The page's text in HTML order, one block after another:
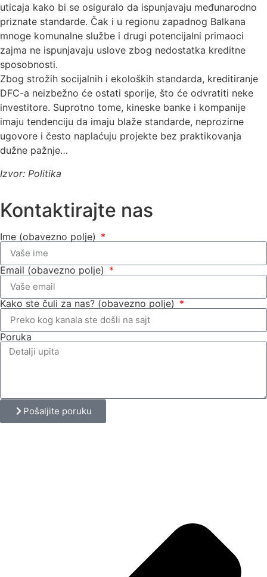
uticaja kako bi se osiguralo da ispunjavaju međunarodno
priznate standarde. Čak i u regionu zapadnog Balkana
mnoge komunalne službe i drugi potencijalni primaoci
zajma ne ispunjavaju uslove zbog nedostatka kreditne
sposobnosti.
Zbog strožih socijalnih i ekoloških standarda, kreditiranje
DFC-a neizbežno će ostati sporije, što će odvratiti neke
investitore. Suprotno tome, kineske banke i kompanije
imaju tendenciju da imaju blaže standarde, neprozirne
ugovore i često naplaćuju projekte bez praktikovanja
dužne pažnje…
Izvor: Politika
Kontaktirajte nas
Ime (obavezno polje)
Email (obavezno polje)
Kako ste čuli za nas? (obavezno polje)
Poruka
Pošaljite poruku